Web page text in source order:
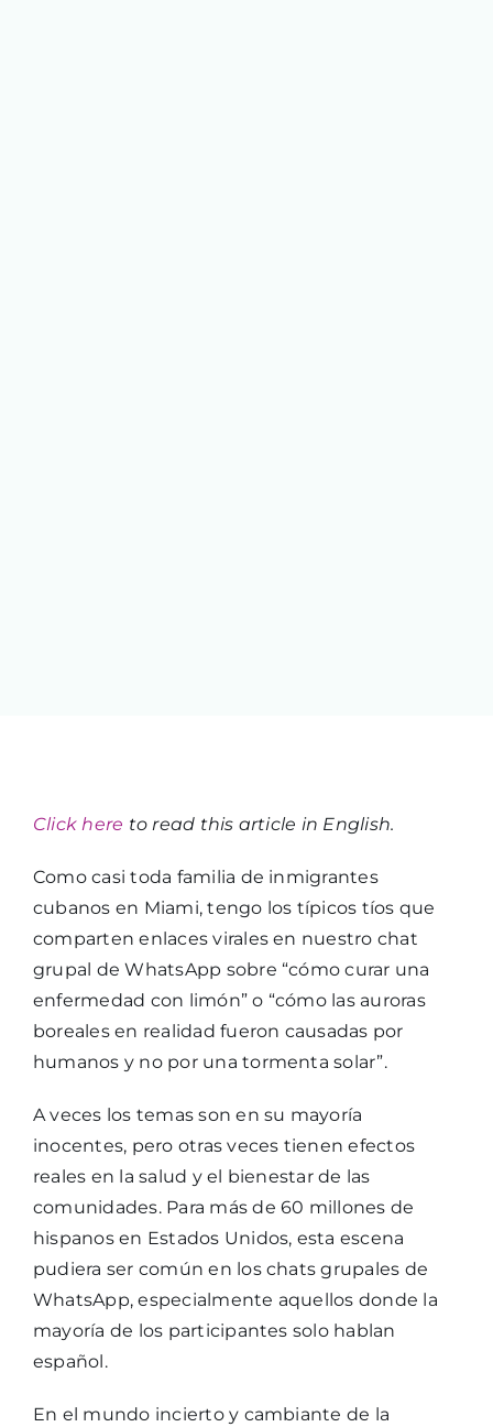
Click here to read this article in English.
Como casi toda familia de inmigrantes
cubanos en Miami, tengo los típicos tíos que
comparten enlaces virales en nuestro chat
grupal de WhatsApp sobre “cómo curar una
enfermedad con limón” o “cómo las auroras
boreales en realidad fueron causadas por
humanos y no por una tormenta solar”.
A veces los temas son en su mayoría
inocentes, pero otras veces tienen efectos
reales en la salud y el bienestar de las
comunidades. Para más de 60 millones de
hispanos en Estados Unidos, esta escena
pudiera ser común en los chats grupales de
WhatsApp, especialmente aquellos donde la
mayoría de los participantes solo hablan
español.
En el mundo incierto y cambiante de la